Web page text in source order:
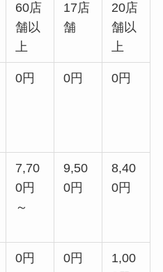
60店
舗以
上
17店
舗
20店
舗以
上
0円 0円 0円
7,70
0円
～
9,50
0円
8,40
0円
0円 0円
1,00